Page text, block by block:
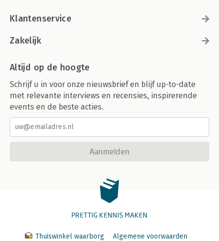
Klantenservice
Zakelijk
Altijd op de hoogte
Schrijf u in voor onze nieuwsbrief en blijf up-to-date
met relevante interviews en recensies, inspirerende
events en de beste acties.
Aanmelden
PRETTIG KENNIS MAKEN
Thuiswinkel waarborg
Algemene voorwaarden